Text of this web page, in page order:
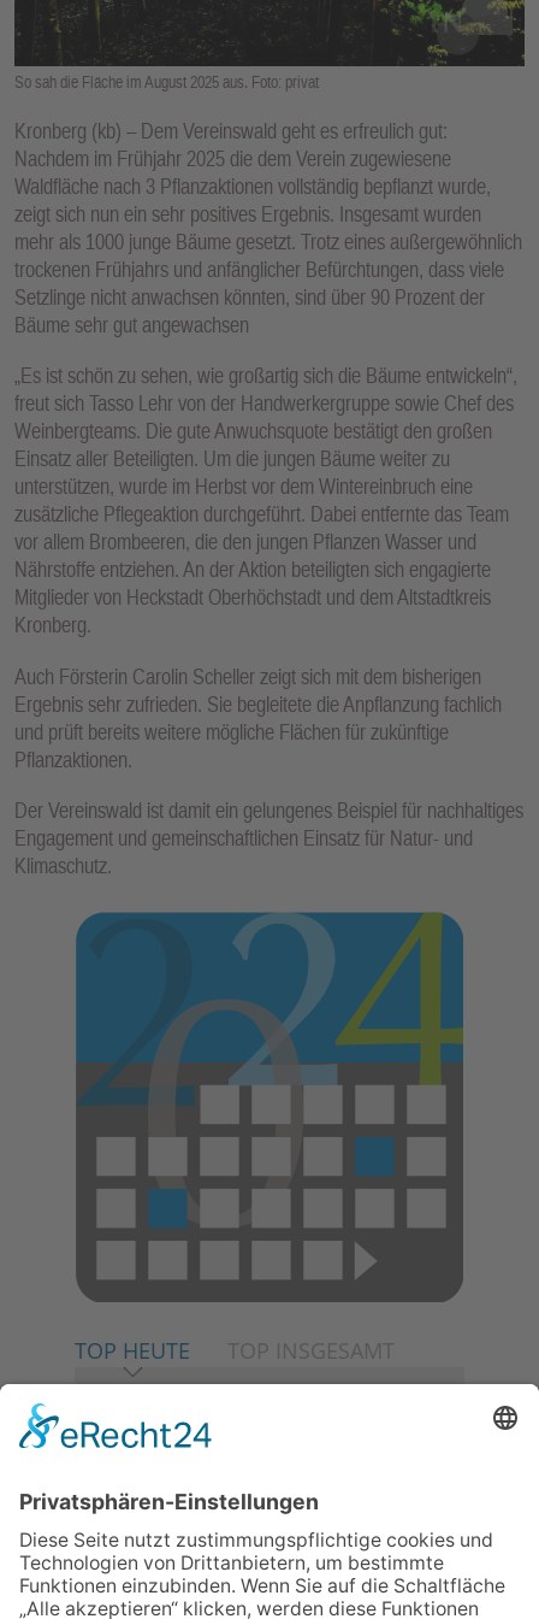
So sah die Fläche im August 2025 aus. Foto: privat
Kronberg (kb) – Dem Vereinswald geht es erfreulich gut:
Nachdem im Frühjahr 2025 die dem Verein zugewiesene
Waldfläche nach 3 Pflanzaktionen vollständig bepflanzt wurde,
zeigt sich nun ein sehr positives Ergebnis. Insgesamt wurden
mehr als 1000 junge Bäume gesetzt. Trotz eines außergewöhnlich
trockenen Frühjahrs und anfänglicher Befürchtungen, dass viele
Setzlinge nicht anwachsen könnten, sind über 90 Prozent der
Bäume sehr gut angewachsen
„Es ist schön zu sehen, wie großartig sich die Bäume entwickeln“,
freut sich Tasso Lehr von der Handwerkergruppe sowie Chef des
Weinbergteams. Die gute Anwuchsquote bestätigt den großen
Einsatz aller Beteiligten. Um die jungen Bäume weiter zu
unterstützen, wurde im Herbst vor dem Wintereinbruch eine
zusätzliche Pflegeaktion durchgeführt. Dabei entfernte das Team
vor allem Brombeeren, die den jungen Pflanzen Wasser und
Nährstoffe entziehen. An der Aktion beteiligten sich engagierte
Mitglieder von Heckstadt Oberhöchstadt und dem Altstadtkreis
Kronberg.
Auch Försterin Carolin Scheller zeigt sich mit dem bisherigen
Ergebnis sehr zufrieden. Sie begleitete die Anpflanzung fachlich
und prüft bereits weitere mögliche Flächen für zukünftige
Pflanzaktionen.
Der Vereinswald ist damit ein gelungenes Beispiel für nachhaltiges
Engagement und gemeinschaftlichen Einsatz für Natur- und
Klimaschutz.
TOP HEUTE TOP INSGESAMT
06.08.2026
Baustellenführung führt auch in
die Zukunft der Stadt
Königstein
06.08.2026
Klinikforum zum Thema
E
N